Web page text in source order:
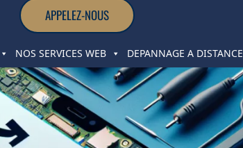
APPELEZ-NOUS
NOS SERVICES WEB DEPANNAGE A DISTANCE